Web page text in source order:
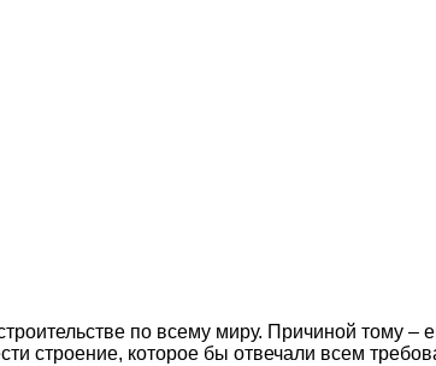
по всему миру. Причиной тому –
строение, которое бы отвечали всем